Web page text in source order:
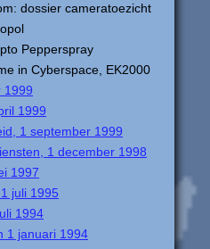
dossier cameratoezicht
Pepperspray
in Cyberspace, EK2000
1999
1999
1 september 1999
1 december 1998
1997
juli 1995
1994
1 januari 1994